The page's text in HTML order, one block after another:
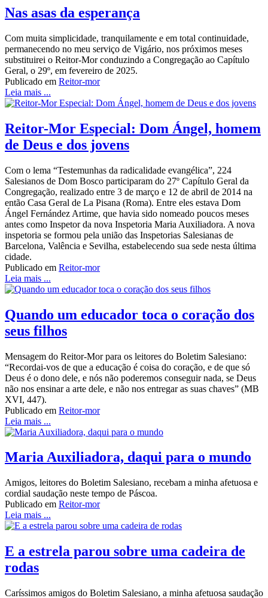
Nas asas da esperança
Com muita simplicidade, tranquilamente e em total continuidade,
permanecendo no meu serviço de Vigário, nos próximos meses
substituirei o Reitor-Mor conduzindo a Congregação ao Capítulo
Geral, o 29º, em fevereiro de 2025.
Publicado em Reitor-mor
Leia mais ...
Reitor-Mor Especial: Dom Ángel, homem
de Deus e dos jovens
Com o lema “Testemunhas da radicalidade evangélica”, 224
Salesianos de Dom Bosco participaram do 27º Capítulo Geral da
Congregação, realizado entre 3 de março e 12 de abril de 2014 na
então Casa Geral de La Pisana (Roma). Entre eles estava Dom
Ángel Fernández Artime, que havia sido nomeado poucos meses
antes como Inspetor da nova Inspetoria Maria Auxiliadora. A nova
inspetoria se formou pela união das Inspetorias Salesianas de
Barcelona, Valência e Sevilha, estabelecendo sua sede nesta última
cidade.
Publicado em Reitor-mor
Leia mais ...
Quando um educador toca o coração dos
seus filhos
Mensagem do Reitor-Mor para os leitores do Boletim Salesiano:
“Recordai-vos de que a educação é coisa do coração, e de que só
Deus é o dono dele, e nós não poderemos conseguir nada, se Deus
não nos ensinar a arte dele, e não nos entregar as suas chaves” (MB
XVI, 447).
Publicado em Reitor-mor
Leia mais ...
Maria Auxiliadora, daqui para o mundo
Amigos, leitores do Boletim Salesiano, recebam a minha afetuosa e
cordial saudação neste tempo de Páscoa.
Publicado em Reitor-mor
Leia mais ...
E a estrela parou sobre uma cadeira de
rodas
Caríssimos amigos do Boletim Salesiano, a minha afetuosa saudação